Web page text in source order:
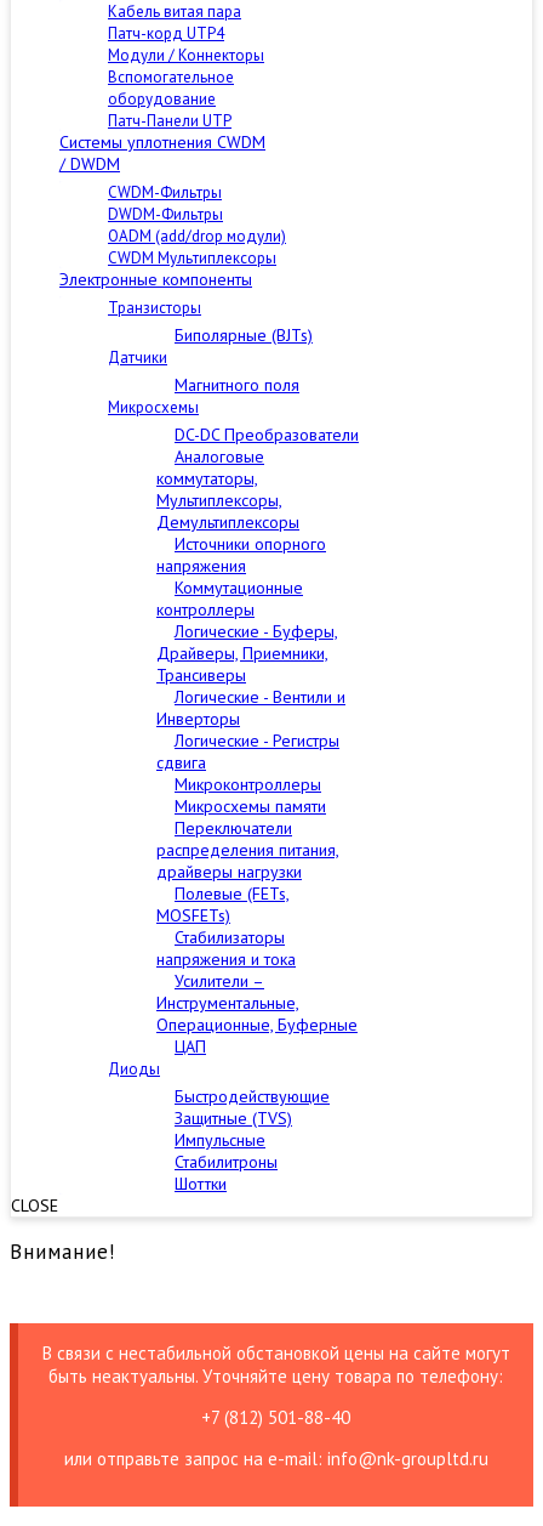
Кабель витая пара
Патч-корд UTP4
Модули / Коннекторы
Вспомогательное
оборудование
Патч-Панели UTP
Cистемы уплотнения CWDM
/ DWDM
CWDM-Фильтры
DWDM-Фильтры
OADM (add/drop модули)
CWDM Мультиплексоры
Электронные компоненты
Транзисторы
Биполярные (BJTs)
Датчики
Магнитного поля
Микросхемы
DC-DC Преобразователи
Аналоговые
коммутаторы,
Мультиплексоры,
Демультиплексоры
Источники опорного
напряжения
Коммутационные
контроллеры
Логические - Буферы,
Драйверы, Приемники,
Трансиверы
Логические - Вентили и
Инверторы
Логические - Регистры
сдвига
Микроконтроллеры
Микросхемы памяти
Переключатели
распределения питания,
драйверы нагрузки
Полевые (FETs,
MOSFETs)
Стабилизаторы
напряжения и тока
Усилители –
Инструментальные,
Операционные, Буферные
ЦАП
Диоды
Быстродействующие
Защитные (TVS)
Импульсные
Стабилитроны
Шоттки
CLOSE
Внимание!
В связи с нестабильной обстановкой цены на сайте могут
быть неактуальны. Уточняйте цену товара по телефону:
+7 (812) 501-88-40
или отправьте запрос на е-mail: info@nk-groupltd.ru